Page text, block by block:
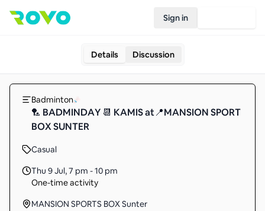
Sign in
Details Discussion
Badminton
🏸 BADMINDAY 📆 KAMIS at📍MANSION SPORT
BOX SUNTER
Casual
Thu 9 Jul,7 pm - 10 pm
One-time activity
MANSION SPORTS BOX Sunter